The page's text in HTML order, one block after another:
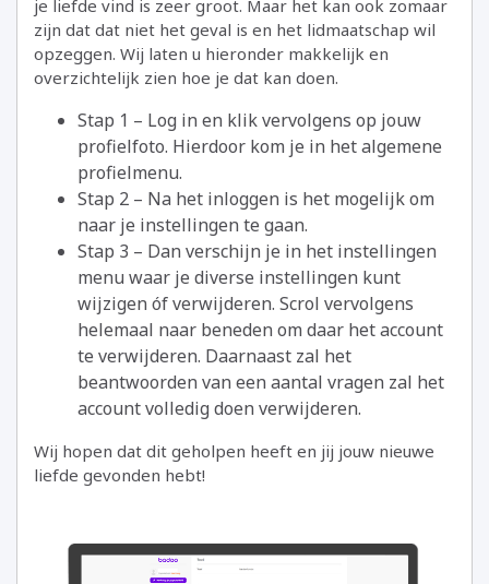
je liefde vind is zeer groot. Maar het kan ook zomaar
zijn dat dat niet het geval is en het lidmaatschap wil
opzeggen. Wij laten u hieronder makkelijk en
overzichtelijk zien hoe je dat kan doen.
Stap 1 – Log in en klik vervolgens op jouw
profielfoto. Hierdoor kom je in het algemene
profielmenu.
Stap 2 – Na het inloggen is het mogelijk om
naar je instellingen te gaan.
Stap 3 – Dan verschijn je in het instellingen
menu waar je diverse instellingen kunt
wijzigen óf verwijderen. Scrol vervolgens
helemaal naar beneden om daar het account
te verwijderen. Daarnaast zal het
beantwoorden van een aantal vragen zal het
account volledig doen verwijderen.
Wij hopen dat dit geholpen heeft en jij jouw nieuwe
liefde gevonden hebt!